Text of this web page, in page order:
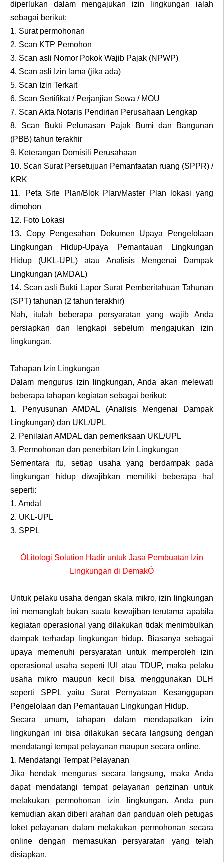
diperlukan dalam mengajukan izin lingkungan ialah
sebagai berikut:
1. Surat permohonan
2. Scan KTP Pemohon
3. Scan asli Nomor Pokok Wajib Pajak (NPWP)
4. Scan asli Izin lama (jika ada)
5. Scan Izin Terkait
6. Scan Sertifikat / Perjanjian Sewa / MOU
7. Scan Akta Notaris Pendirian Perusahaan Lengkap
8.
Scan Bukti Pelunasan Pajak Bumi dan Bangunan
(PBB) tahun terakhir
9. Keterangan Domisili Perusahaan
10. Scan Surat Persetujuan Pemanfaatan ruang (SPPR) /
KRK
11.
Peta Site Plan/Blok Plan/Master Plan lokasi yang
dimohon
12. Foto Lokasi
13.
Copy Pengesahan Dokumen Upaya Pengelolaan
Lingkungan Hidup-Upaya Pemantauan Lingkungan
Hidup (UKL-UPL) atau Analisis Mengenai Dampak
Lingkungan (AMDAL)
14. Scan asli Bukti Lapor Surat Pemberitahuan Tahunan
(SPT) tahunan (2 tahun terakhir)
Nah, itulah beberapa persyaratan yang wajib Anda
persiapkan dan lengkapi sebelum mengajukan izin
lingkungan.
Tahapan Izin Lingkungan
Dalam mengurus izin lingkungan, Anda akan melewati
beberapa tahapan kegiatan sebagai berikut:
1.
Penyusunan AMDAL (Analisis Mengenai Dampak
Lingkungan) dan UKL/UPL
2. Penilaian AMDAL dan pemeriksaan UKL/UPL
3. Permohonan dan penerbitan Izin Lingkungan
Sementara itu, setiap usaha yang berdampak pada
lingkungan hidup diwajibkan memiliki beberapa hal
seperti:
1. Amdal
2. UKL-UPL
3. SPPL
ÒLitologi Solution Hadir untuk Jasa Pembuatan Izin
Lingkungan di DemakÓ
Untuk pelaku usaha dengan skala mikro, izin lingkungan
ini memanglah bukan suatu kewajiban terutama apabila
kegiatan operasional yang dilakukan tidak menimbulkan
dampak terhadap lingkungan hidup. Biasanya sebagai
upaya memenuhi persyaratan untuk memperoleh izin
operasional usaha seperti IUI atau TDUP, maka pelaku
usaha mikro maupun kecil bisa menggunakan DLH
seperti SPPL yaitu Surat Pernyataan Kesanggupan
Pengelolaan dan Pemantauan Lingkungan Hidup.
Secara umum, tahapan dalam mendapatkan izin
lingkungan ini bisa dilakukan secara langsung dengan
mendatangi tempat pelayanan maupun secara online.
1. Mendatangi Tempat Pelayanan
Jika hendak mengurus secara langsung, maka Anda
dapat mendatangi tempat pelayanan perizinan untuk
melakukan permohonan izin lingkungan. Anda pun
kemudian akan diberi arahan dan panduan oleh petugas
loket pelayanan dalam melakukan permohonan secara
online dengan memasukan persyaratan yang telah
disiapkan.